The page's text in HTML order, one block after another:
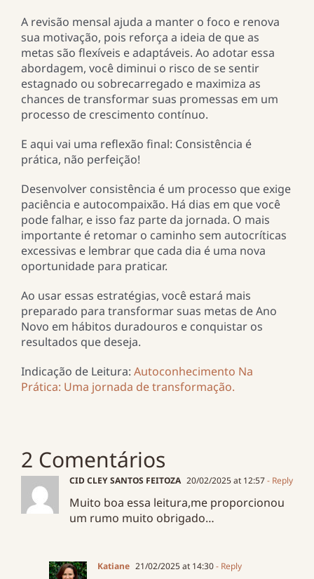
A revisão mensal ajuda a manter o foco e renova
sua motivação, pois reforça a ideia de que as
metas são flexíveis e adaptáveis. Ao adotar essa
abordagem, você diminui o risco de se sentir
estagnado ou sobrecarregado e maximiza as
chances de transformar suas promessas em um
processo de crescimento contínuo.
E aqui vai uma reflexão final: Consistência é
prática, não perfeição!
Desenvolver consistência é um processo que exige
paciência e autocompaixão. Há dias em que você
pode falhar, e isso faz parte da jornada. O mais
importante é retomar o caminho sem autocríticas
excessivas e lembrar que cada dia é uma nova
oportunidade para praticar.
Ao usar essas estratégias, você estará mais
preparado para transformar suas metas de Ano
Novo em hábitos duradouros e conquistar os
resultados que deseja.
Indicação de Leitura: Autoconhecimento Na
Prática: Uma jornada de transformação.
2 Comentários
CID CLEY SANTOS FEITOZA 20/02/2025 at 12:57- Reply
Muito boa essa leitura,me proporcionou
um rumo muito obrigado…
Katiane 21/02/2025 at 14:30- Reply